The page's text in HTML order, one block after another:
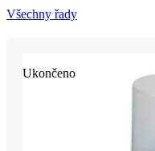
Všechny řady
Ukončeno